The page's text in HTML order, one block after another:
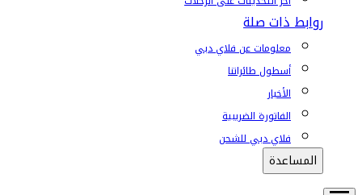
روابط ذات صلة
معلومات عن فلاي دبي
أسطول طائراتنا
الأخبار
الفاتورة الضريبية
فلاي دبي للشحن
المساعدة